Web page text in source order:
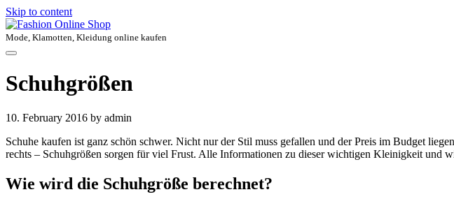
Skip to content
Mode, Klamotten, Kleidung online kaufen
Schuhgrößen
10. February 2016 by admin
Schuhe kaufen ist ganz schön schwer. Nicht nur der Stil muss gefallen und der Preis im Budget
rechts – Schuhgrößen sorgen für viel Frust. Alle Informationen zu dieser wichtigen Kleinigkeit und
Wie wird die Schuhgröße berechnet?